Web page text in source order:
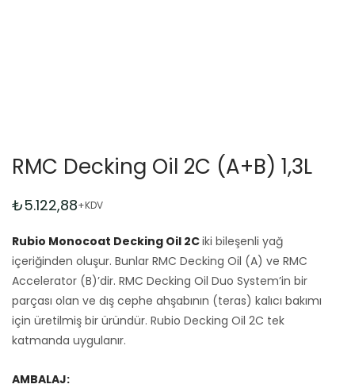
RMC Decking Oil 2C (A+B) 1,3L
₺5.122,88+KDV
Rubio Monocoat Decking Oil 2Ciki bileşenli yağ
içeriğinden oluşur. Bunlar RMC Decking Oil (A) ve RMC
Accelerator (B)’dir. RMC Decking Oil Duo System’in bir
parçası olan ve dış cephe ahşabının (teras) kalıcı bakımı
için üretilmiş bir üründür. Rubio Decking Oil 2C tek
katmanda uygulanır.
AMBALAJ: